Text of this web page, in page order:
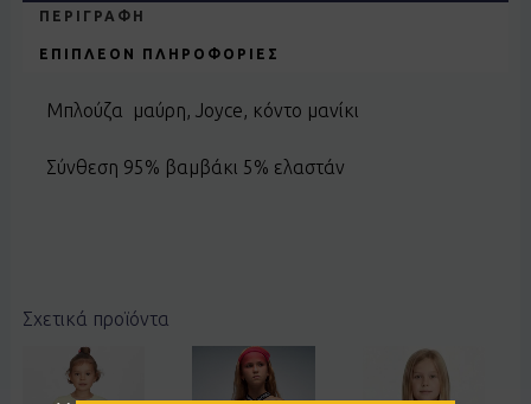
ΠΕΡΙΓΡΑΦΉ
ΕΠΙΠΛΈΟΝ ΠΛΗΡΟΦΟΡΊΕΣ
Μπλούζα μαύρη, Joyce, κόντο μανίκι
Σύνθεση 95% βαμβάκι 5% ελαστάν
Σχετικά προϊόντα